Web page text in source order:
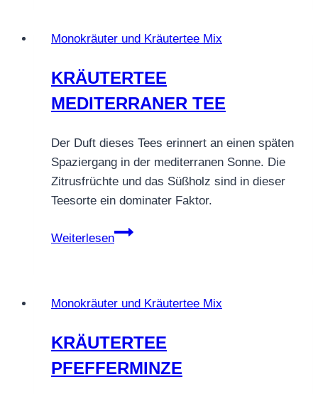
Monokräuter und Kräutertee Mix
KRÄUTERTEE
MEDITERRANER TEE
Der Duft dieses Tees erinnert an einen späten
Spaziergang in der mediterranen Sonne. Die
Zitrusfrüchte und das Süßholz sind in dieser
Teesorte ein dominater Faktor.
Weiterlesen
KRÄUTERTEE
Monokräuter und Kräutertee Mix
KRÄUTERTEE
PFEFFERMINZE